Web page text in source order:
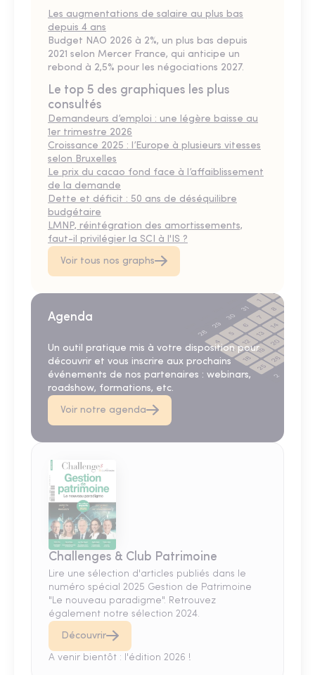
Les augmentations de salaire au plus bas
depuis 4 ans
Budget NAO 2026 à 2%, un plus bas depuis
2021 selon Mercer France, qui anticipe un
rebond à 2,5% pour les négociations 2027.
Le top 5 des graphiques les plus
consultés
Demandeurs d’emploi : une légère baisse au
1er trimestre 2026
Croissance 2025 : l’Europe à plusieurs vitesses
selon Bruxelles
Le prix du cacao fond face à l’affaiblissement
de la demande
Dette et déficit : 50 ans de déséquilibre
budgétaire
LMNP, réintégration des amortissements,
faut-il privilégier la SCI à l'IS ?
Voir tous nos graphs
Agenda
Un outil pratique mis à votre disposition pour
découvrir et vous inscrire aux prochains
événements de nos partenaires : webinars,
roadshow, formations, etc.
Voir notre agenda
Challenges & Club Patrimoine
Lire une sélection d'articles publiés dans le
numéro spécial 2025 Gestion de Patrimoine
"Le nouveau paradigme". Retrouvez
également notre sélection 2024.
Découvrir
A venir bientôt : l'édition 2026 !